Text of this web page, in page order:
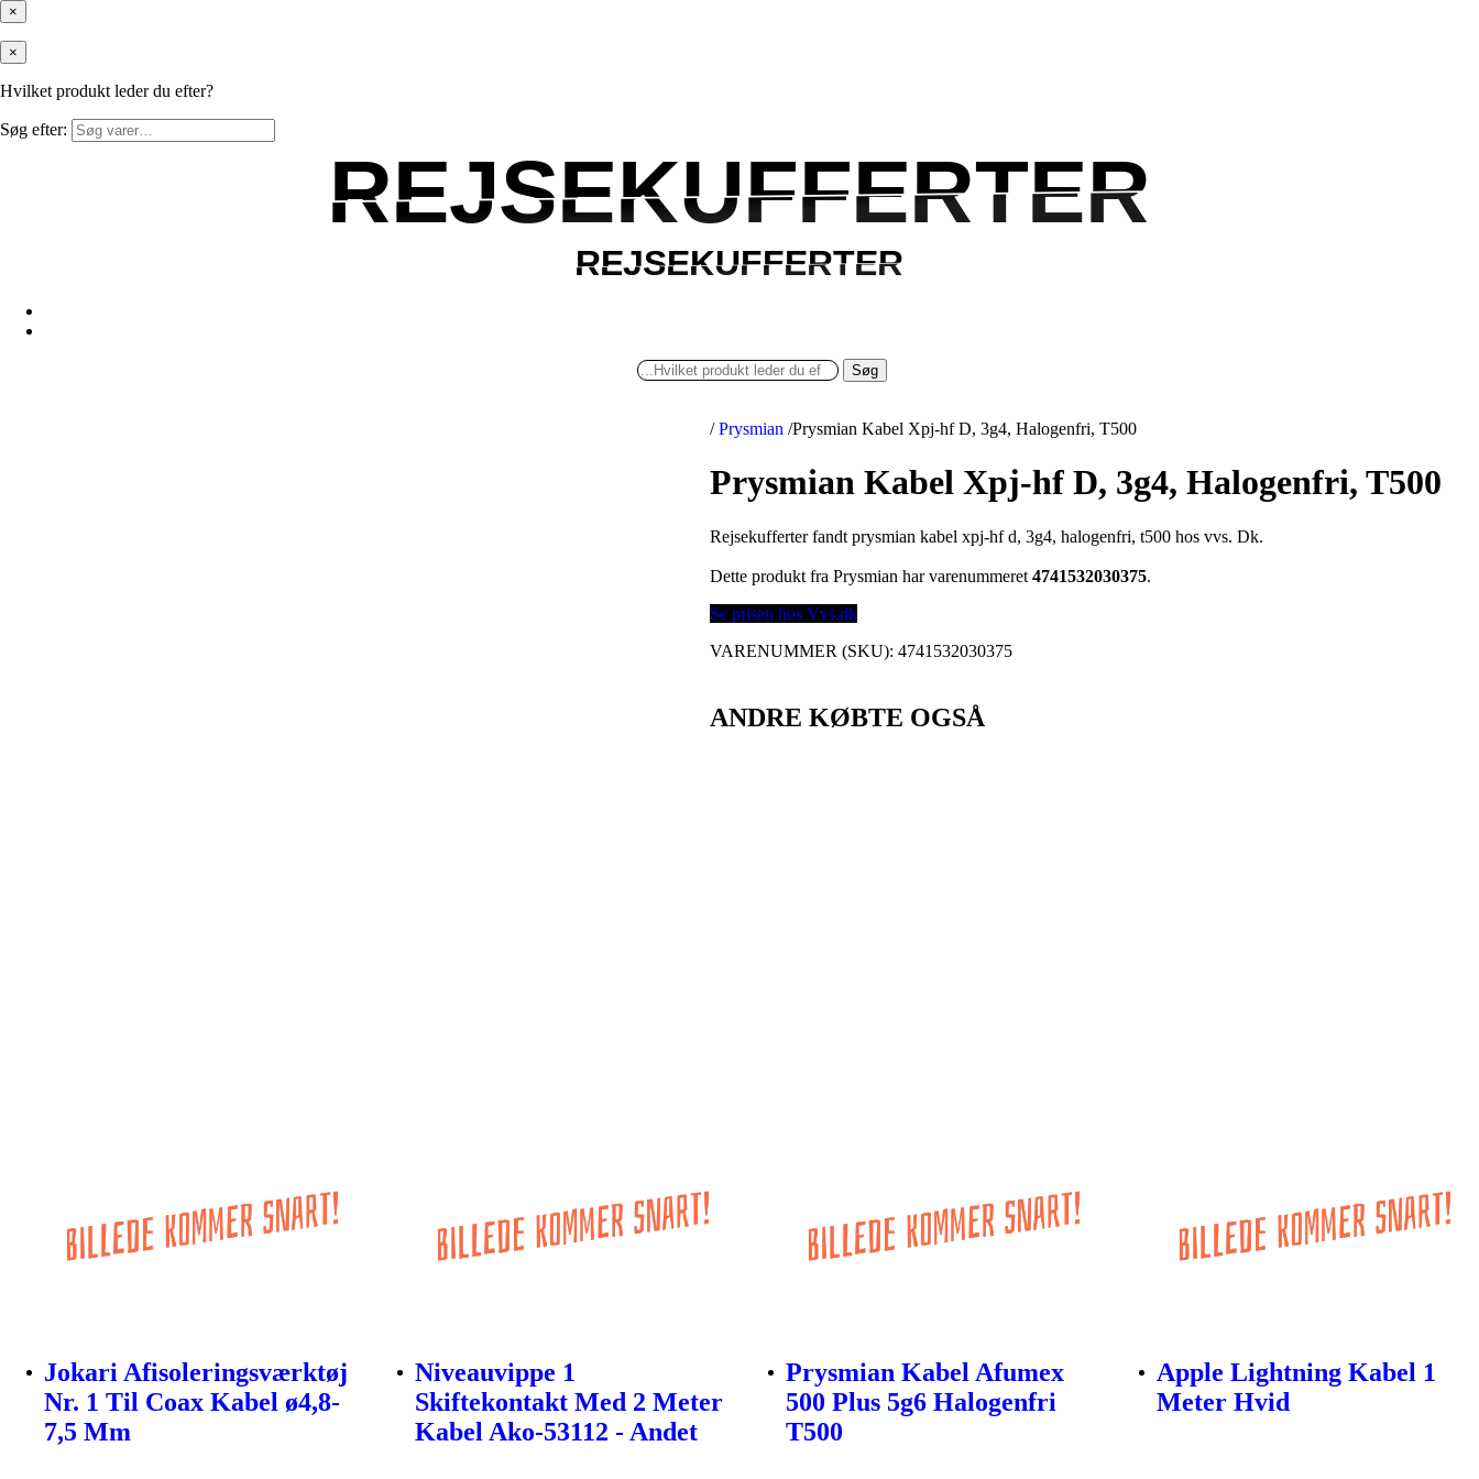
×
×
Hvilket produkt leder du efter?
Søg efter:
REJSEKUFFERTER
REJSEKUFFERTER
REJSEKUFFERTER
REJSEKUFFERTER
Søg
/ Prysmian /Prysmian Kabel Xpj-hf D, 3g4, Halogenfri, T500
Prysmian Kabel Xpj-hf D, 3g4, Halogenfri, T500
Rejsekufferter fandt prysmian kabel xpj-hf d, 3g4, halogenfri, t500 hos vvs. Dk.
Dette produkt fra Prysmian har varenummeret4741532030375.
Se prisen hos Vvs.dk
VARENUMMER (SKU):4741532030375
ANDRE KØBTE OGSÅ
Jokari Afisoleringsværktøj
Nr. 1 Til Coax Kabel ø4,8-
7,5 Mm
Niveauvippe 1
Skiftekontakt Med 2 Meter
Kabel Ako-53112 - Andet
Prysmian Kabel Afumex
500 Plus 5g6 Halogenfri
T500
Apple Lightning Kabel 1
Meter Hvid